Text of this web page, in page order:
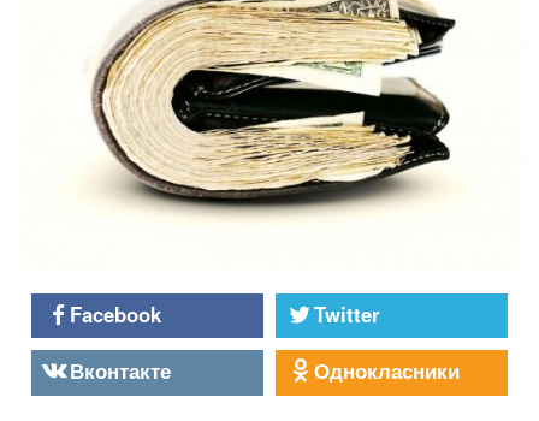
Facebook
Twitter
Вконтакте
Однокласники